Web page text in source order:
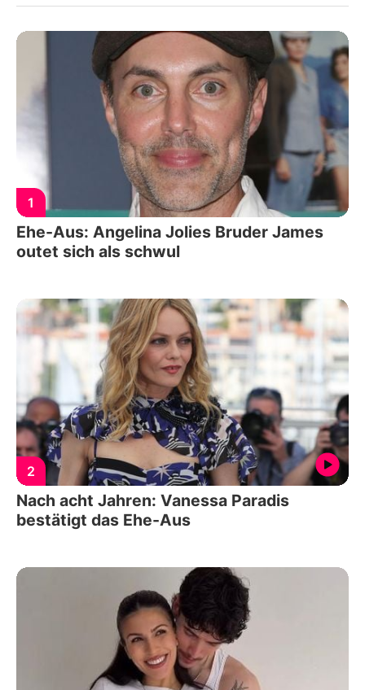
1
Ehe-Aus: Angelina Jolies Bruder James
outet sich als schwul
2
Nach acht Jahren: Vanessa Paradis
bestätigt das Ehe-Aus